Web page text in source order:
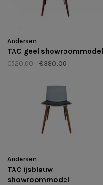
Andersen
TAC geel showroommodel
€520,00 €380,00
Andersen
TAC ijsblauw
showroommodel